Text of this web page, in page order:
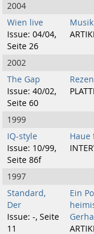
2004
Wien live
Issue: 04/04,
Seite 26
2002
The Gap
Issue: 40/02,
Seite 60
1999
IQ-style
Issue: 10/99,
Seite 86f
Haue
1997
Standard,
Der
Issue: -, Seite
11
Ein